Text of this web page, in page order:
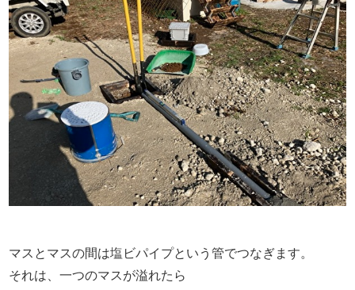
マスとマスの間は塩ビパイプという管でつなぎます。
それは、一つのマスが溢れたら